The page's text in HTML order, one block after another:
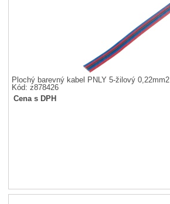
Plochý barevný kabel PNLY 5-žilový 0,22mm2
Kód: z878426
Cena s DPH